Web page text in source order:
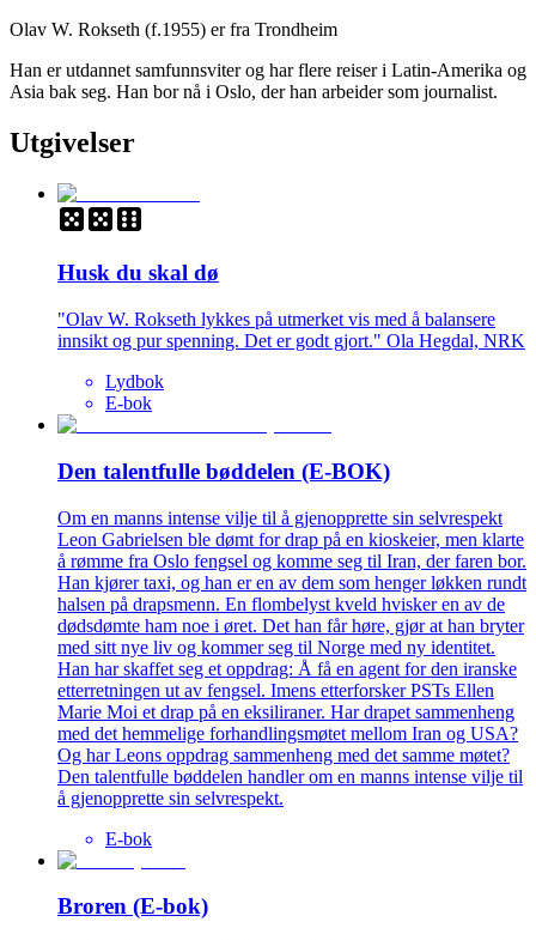
Olav W. Rokseth (f.1955) er fra Trondheim
Han er utdannet samfunnsviter og har flere reiser i Latin-Amerika og
Asia bak seg. Han bor nå i Oslo, der han arbeider som journalist.
Utgivelser
Husk du skal dø
"Olav W. Rokseth lykkes på utmerket vis med å balansere
innsikt og pur spenning. Det er godt gjort." Ola Hegdal, NRK
Lydbok
E-bok
Den talentfulle bøddelen (E-BOK)
Om en manns intense vilje til å gjenopprette sin selvrespekt
Leon Gabrielsen ble dømt for drap på en kioskeier, men klarte
å rømme fra Oslo fengsel og komme seg til Iran, der faren bor.
Han kjører taxi, og han er en av dem som henger løkken rundt
halsen på drapsmenn. En flombelyst kveld hvisker en av de
dødsdømte ham noe i øret. Det han får høre, gjør at han bryter
med sitt nye liv og kommer seg til Norge med ny identitet.
Han har skaffet seg et oppdrag: Å få en agent for den iranske
etterretningen ut av fengsel. Imens etterforsker PSTs Ellen
Marie Moi et drap på en eksiliraner. Har drapet sammenheng
med det hemmelige forhandlingsmøtet mellom Iran og USA?
Og har Leons oppdrag sammenheng med det samme møtet?
Den talentfulle bøddelen handler om en manns intense vilje til
å gjenopprette sin selvrespekt.
E-bok
Broren (E-bok)